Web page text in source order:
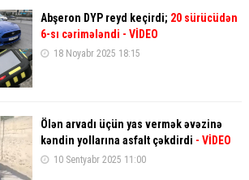
Abşeron DYP reyd keçirdi; 20 sürücüdən
6-sı cərimələndi - VİDEO
18 Noyabr 2025 18:15
Ölən arvadı üçün yas vermək əvəzinə
kəndin yollarına asfalt çəkdirdi - VİDEO
10 Sentyabr 2025 11:00